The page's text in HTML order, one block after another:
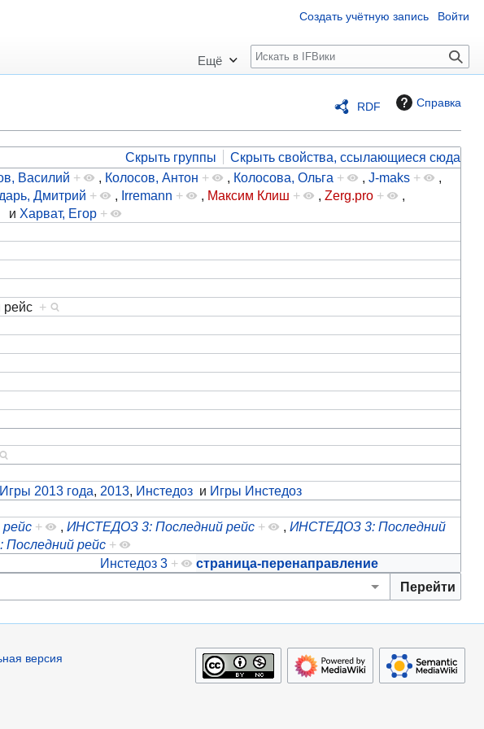
RDF Справка
Скрыть группы
Скрыть свойства, ссылающиеся сюда
Василий + , Колосов, Антон + , Колосова, Ольга + , J-maks +
,
Дмитрий + , Irremann + , Максим Клиш + , Zerg.pro +
,
и Харват, Егор +
+
Игры 2013 года, 2013, Инстедоз и Игры Инстедоз
+ , ИНСТЕДОЗ 3: Последний рейс + , ИНСТЕДОЗ 3: Последний
рейс +
страница-перенаправление
Инстедоз 3 +
Создать учётную запись Войти
Ещё
П
о
к
версия